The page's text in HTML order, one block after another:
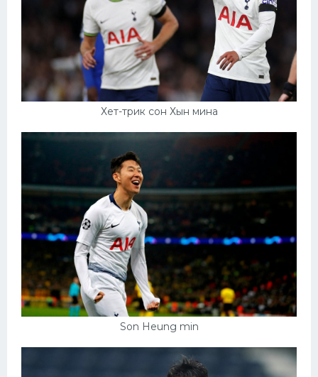
Хет-трик сон Хын мина
Son Heung min